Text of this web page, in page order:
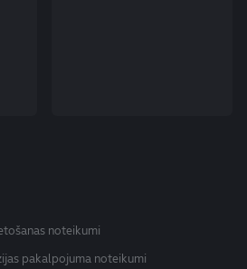
noteikumi
pakalpojuma noteikumi